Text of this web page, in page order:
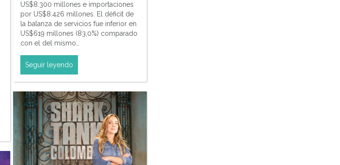
US$8.300 millones e importaciones
por US$8.426 millones. El déficit de
la balanza de servicios fue inferior en
US$619 millones (83,0%) comparado
con el del mismo…
Seguir leyendo